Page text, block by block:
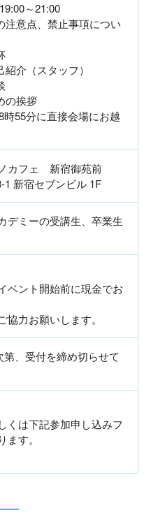
～21:00
意点、禁止事項につい
介（スタッフ）
の挨拶
55分に直接会場にお越
カフェ 新宿御苑前
1 新宿セブンビル 1F
デミーの受講生、卒業生
ベント開始前に現金でお
力お願いします。
、受付を締め切らせて
くは下記参加申し込みフ
す。